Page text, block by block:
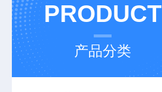
PRODUCT
产品分类